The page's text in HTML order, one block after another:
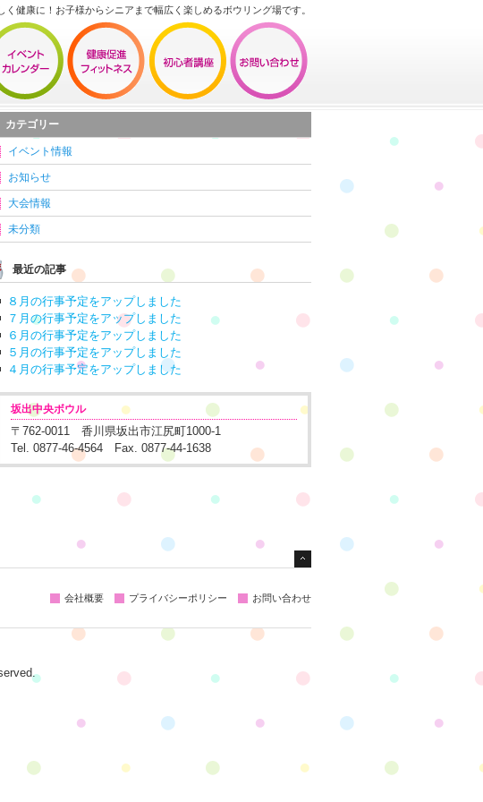
く健康に！お子様からシニアまで幅広く楽しめるボウリング場です。
カテゴリー
イベント情報
お知らせ
大会情報
未分類
最近の記事
８月の行事予定をアップしました
７月の行事予定をアップしました
６月の行事予定をアップしました
５月の行事予定をアップしました
４月の行事予定をアップしました
坂出中央ボウル
〒762-0011 香川県坂出市江尻町1000-1
Tel. 0877-46-4564 Fax. 0877-44-1638
会社概要 プライバシーポリシー お問い合わせ